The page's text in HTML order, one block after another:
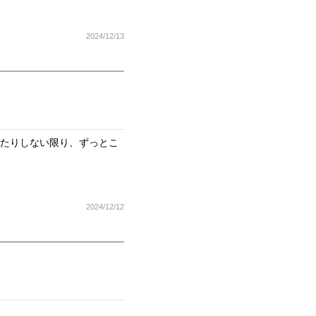
2024/12/13
りしない限り、ずっとこ
2024/12/12